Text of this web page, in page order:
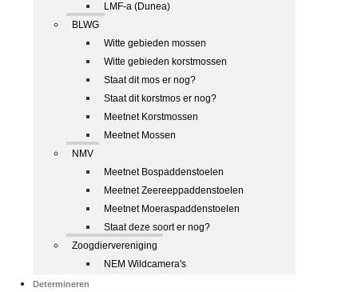
LMF-a (Dunea)
BLWG
Witte gebieden mossen
Witte gebieden korstmossen
Staat dit mos er nog?
Staat dit korstmos er nog?
Meetnet Korstmossen
Meetnet Mossen
NMV
Meetnet Bospaddenstoelen
Meetnet Zeereeppaddenstoelen
Meetnet Moeraspaddenstoelen
Staat deze soort er nog?
Zoogdiervereniging
NEM Wildcamera's
Determineren